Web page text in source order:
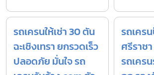
รถเครนให้เช่า 30 ตัน
ฉะเชิงเทรา ยกรวดเร็ว
ปลอดภัย มั่นใจ รถ
รถเคร
ศรีราช
รถเคร